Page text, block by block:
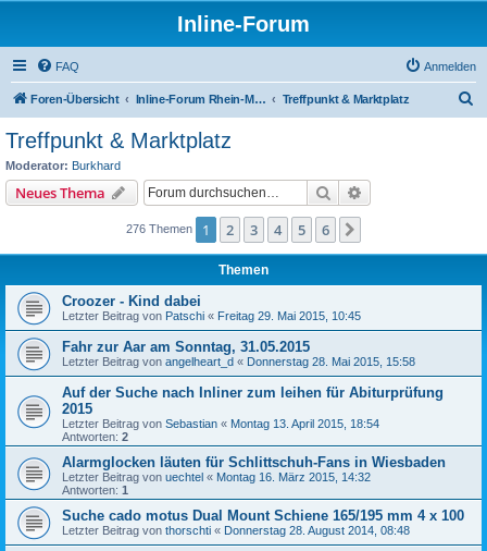
Inline-Forum
FAQ Anmelden
Foren-Übersicht Inline-Forum Rhein-Main-Neckar Treffpunkt & Marktplatz
Treffpunkt & Marktplatz
Moderator: Burkhard
Neues Thema Suche
276 Themen 1 2 3 4 5 6
Themen
Croozer - Kind dabei
Letzter Beitrag von Patschi « Freitag 29. Mai 2015, 10:45
Fahr zur Aar am Sonntag, 31.05.2015
Letzter Beitrag von angelheart_d « Donnerstag 28. Mai 2015, 15:58
Auf der Suche nach Inliner zum leihen für Abiturprüfung
2015
Letzter Beitrag von Sebastian « Montag 13. April 2015, 18:54
Antworten: 2
Alarmglocken läuten für Schlittschuh-Fans in Wiesbaden
Letzter Beitrag von uechtel « Montag 16. März 2015, 14:32
Antworten: 1
Suche cado motus Dual Mount Schiene 165/195 mm 4 x 100
Letzter Beitrag von thorschti « Donnerstag 28. August 2014, 08:48